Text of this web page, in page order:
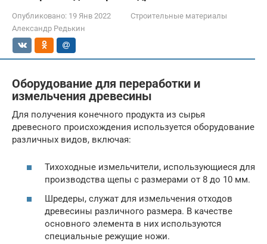
Опубликовано: 19 Янв 2022
Строительные материалы
Александр Редькин
Оборудование для переработки и
измельчения древесины
Для получения конечного продукта из сырья
древесного происхождения используется оборудование
различных видов, включая:
Тихоходные измельчители, использующиеся для
производства щепы с размерами от 8 до 10 мм.
Шредеры, служат для измельчения отходов
древесины различного размера. В качестве
основного элемента в них используются
специальные режущие ножи.